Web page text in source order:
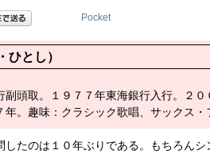
Pocket
とし）
副頭取。１９７７年東海銀行入行。２
。趣味：クラシック歌唱、サックス・
したのは１０年ぶりである。もちろん